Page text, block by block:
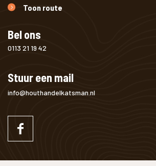
Toon route
Bel ons
0113 21 19 42
Stuur een mail
info@houthandelkatsman.nl